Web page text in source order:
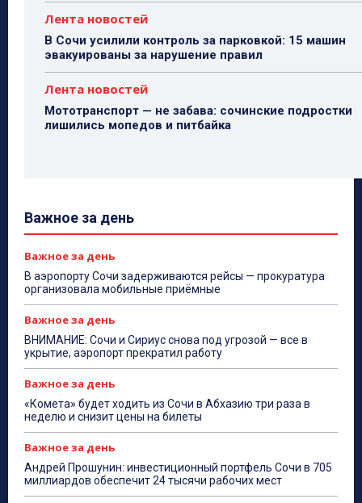
Лента новостей
В Сочи усилили контроль за парковкой: 15 машин
эвакуированы за нарушение правил
Лента новостей
Мототранспорт — не забава: сочинские подростки
лишились мопедов и питбайка
Важное за день
Важное за день
В аэропорту Сочи задерживаются рейсы — прокуратура
организовала мобильные приёмные
Важное за день
ВНИМАНИЕ: Сочи и Сириус снова под угрозой — все в
укрытие, аэропорт прекратил работу
Важное за день
«Комета» будет ходить из Сочи в Абхазию три раза в
неделю и снизит цены на билеты
Важное за день
Андрей Прошунин: инвестиционный портфель Сочи в 705
миллиардов обеспечит 24 тысячи рабочих мест